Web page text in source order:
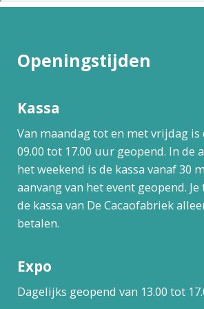
Openingstijden
Kassa
Van maandag tot en met vrijdag is
09.00 tot 17.00 uur geopend. In de
het weekend is de kassa vanaf 30
aanvang van het event geopend.
de kassa van De Cacaofabriek
betalen.
Expo
Dagelijks geopend van 13.00 tot